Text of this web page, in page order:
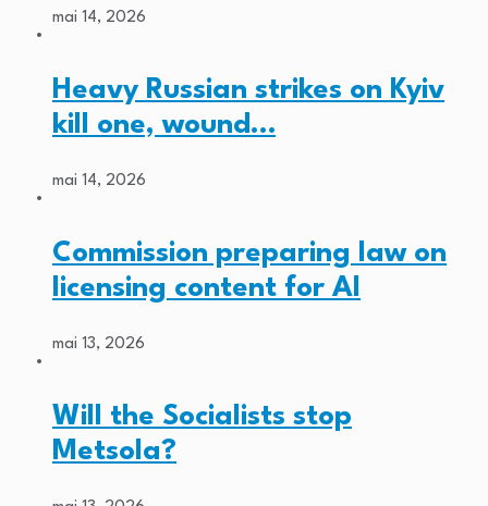
mai 14, 2026
Heavy Russian strikes on Kyiv
kill one, wound…
mai 14, 2026
Commission preparing law on
licensing content for AI
mai 13, 2026
Will the Socialists stop
Metsola?